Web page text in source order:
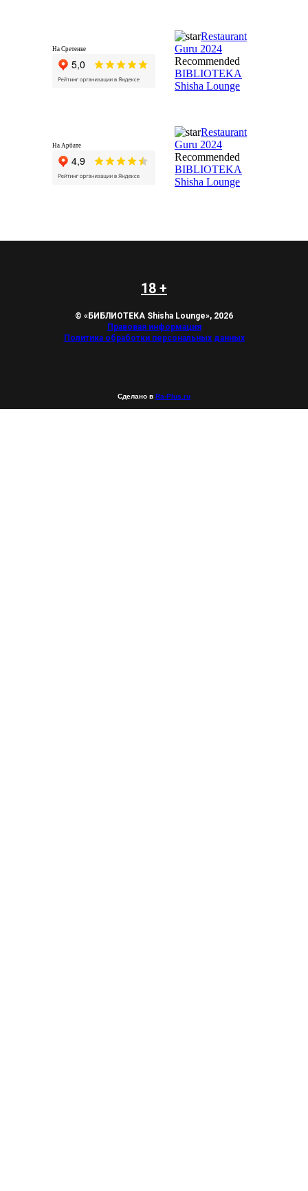
На Сретенке
Restaurant
Guru 2024
Recommended
BIBLIOTEKA
Shisha Lounge
На Арбате
Restaurant
Guru 2024
Recommended
BIBLIOTEKA
Shisha Lounge
18 +
© «БИБЛИОТЕКА Shisha Lounge», 2026
Правовая информация
Политика обработки персональных данных
Сделано в Ra-Plus.ru